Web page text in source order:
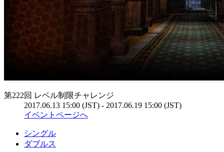
第222回 レベル制限チャレンジ
2017.06.13 15:00 (JST) - 2017.06.19 15:00 (JST)
イベントページへ
シングル
ダブルス